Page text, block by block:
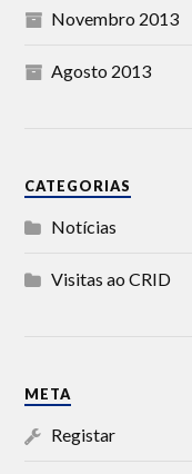
Novembro 2013
Agosto 2013
CATEGORIAS
Notícias
Visitas ao CRID
META
Registar